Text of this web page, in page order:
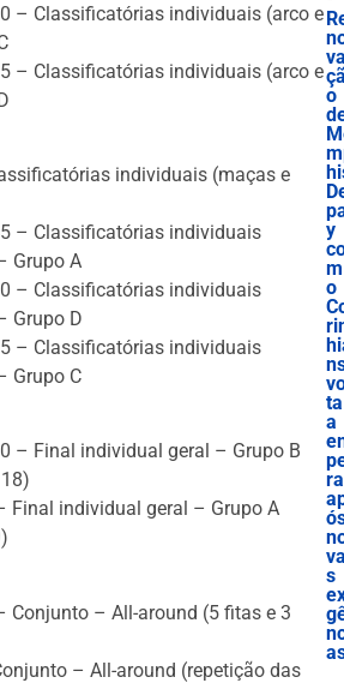
– Classificatórias individuais (arco e
– Classificatórias individuais (arco e
individuais (maças e
– Classificatórias individuais
Grupo A
– Classificatórias individuais
Grupo D
– Classificatórias individuais
Grupo C
– Final individual geral – Grupo B
Final individual geral – Grupo A
Conjunto – All-around (5 fitas e 3
– All-around (repetição das
o
y
m
o
ta
a
s